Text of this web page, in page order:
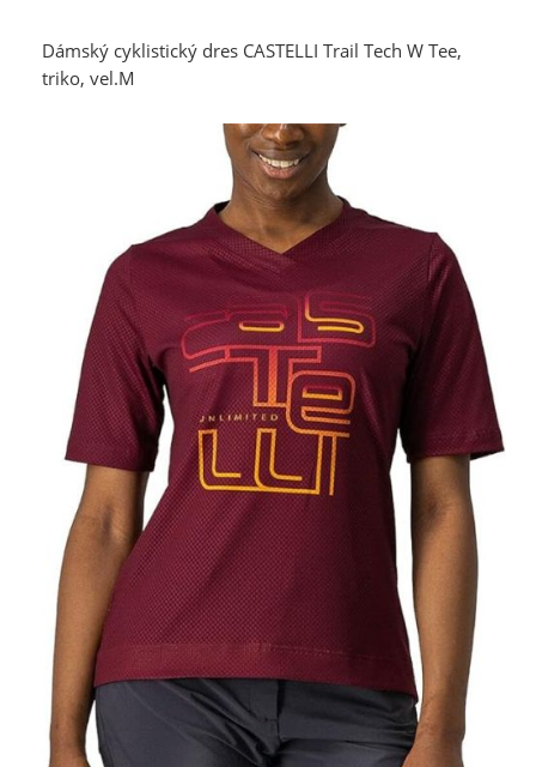
Dámský cyklistický dres CASTELLI Trail Tech W Tee,
triko, vel.M